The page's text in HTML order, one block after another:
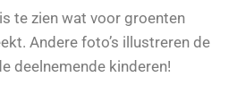
te zien wat voor groenten
Andere foto’s illustreren de
deelnemende kinderen!